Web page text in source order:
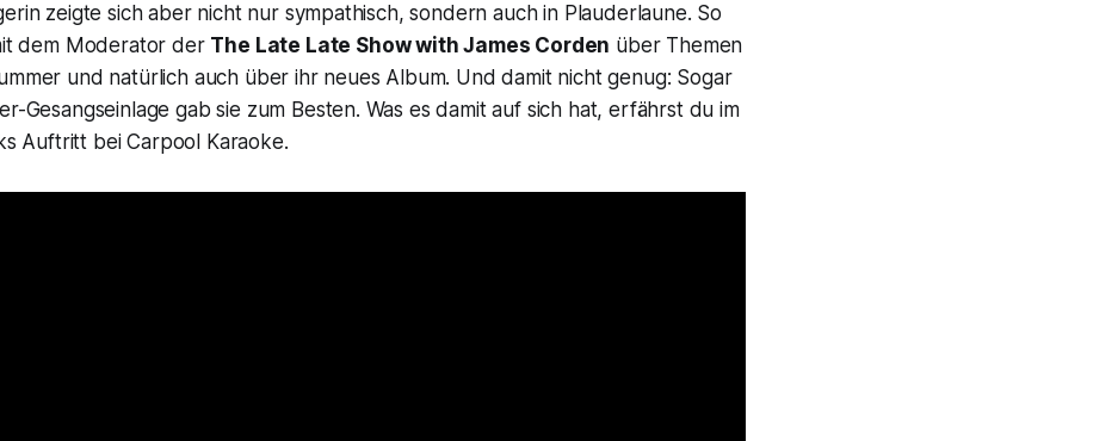
zeigte sich aber nicht nur sympathisch, sondern auch in Plauderlaune. So
dem Moderator der The Late Late Show with James Corden über Themen
und natürlich auch über ihr neues Album. Und damit nicht genug: Sogar
Gesangseinlage gab sie zum Besten. Was es damit auf sich hat, erfährst du im
Auftritt bei Carpool Karaoke.